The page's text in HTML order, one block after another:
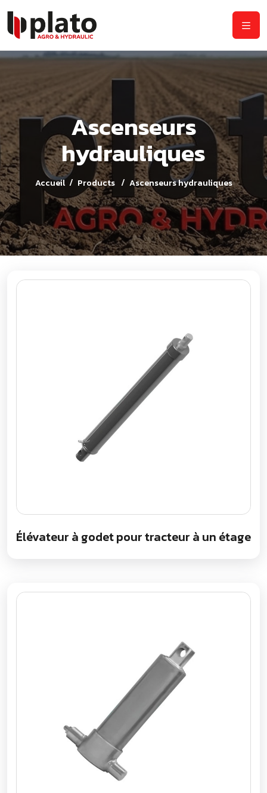
Ascenseurs
hydrauliques
Accueil Products Ascenseurs hydrauliques
Élévateur à godet pour tracteur à un étage